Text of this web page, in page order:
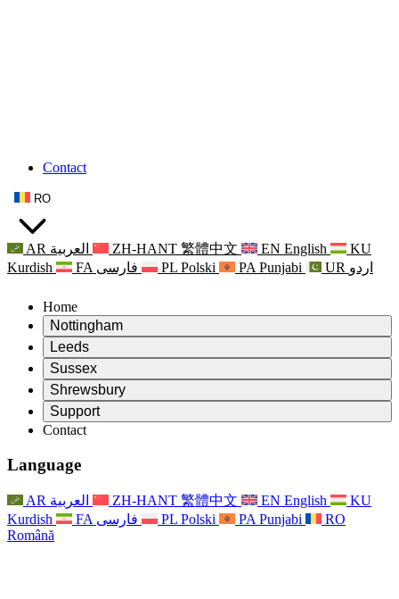
Contact
RO
AR العربية ZH-HANT 繁體中文 EN English
KU
Kurdish
FA فارسی PL Polski PA Punjabi UR اردو
Home
Nottingham
Review
Președintele revizuirii
Echipa independentă de evaluare
Termeni de referință
Raportul final al evaluării independente
Întrebări frecvente
Procesul de feedback al familiei
Buletine informative
Renunțare
Evenimente
Leeds
Review
Președintele revizuirii
Echipa independentă de evaluare
Termeni de referință
Contact
Sprijin psihologic pentru familii
Actualizări pentru familii
Evenimente
For Staff
Sprijin pentru personal
Vocile personalului
Sussex
Review
Președintele revizuirii
Echipa independentă de evaluare
Termeni de referință
For Families
Actualizări pentru familii
Evenimente
For Staff
Shrewsbury
Review
Termeni de referință pentru revizuirea maternității
Raportul final al evaluării independente
Primul raport al evaluării independente
For Families
Actualizări
Support
Leeds
Nottingham
Serviciul de asistență psihologică familială
Sprijin în caz de criză în domeniul sănătății mintale
Servicii regionale Nottingham
National
Sepsis Charities
Contact
Language
AR العربية ZH-HANT 繁體中文 EN English
KU
Kurdish
FA فارسی PL Polski PA Punjabi
RO
Română